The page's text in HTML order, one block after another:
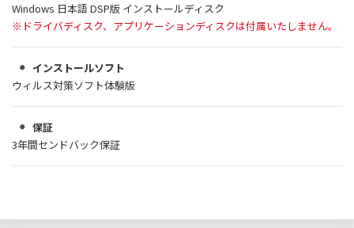
Windows 日本語 DSP版 インストールディスク
※ドライバディスク、アプリケーションディスクは付属いたしません。
インストールソフト
ウィルス対策ソフト体験版
保証
3年間センドバック保証